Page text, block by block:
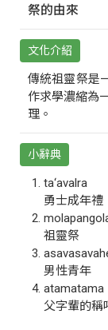
祭的由來
文化介紹
傳統祖靈祭是
作求學濃縮為
理。
小辭典
ta‘avalra
勇士成年禮
祖靈祭
男性青年
atamatama
父字輩的稱